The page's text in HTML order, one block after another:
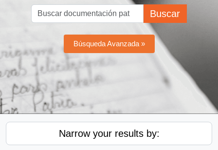
Buscar
Búsqueda Avanzada »
Narrow your results by: